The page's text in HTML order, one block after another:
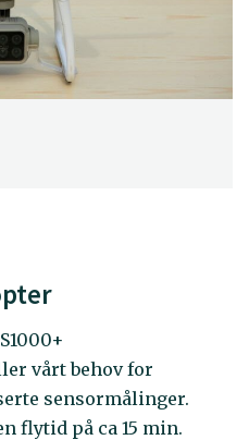
vårt behov for
sensormålinger.
flytid på ca 15 min.